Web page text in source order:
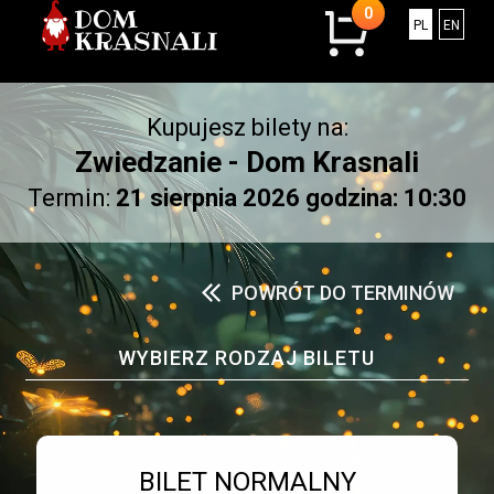
0
0
Łączna
kwota:
0.00
złotych
EN
PL Polski
Kupujesz bilety na:
Zwiedzanie - Dom Krasnali
Termin: 21 sierpnia 2026 godzina: 10:30
POWRÓT DO TERMINÓW
WYBIERZ RODZAJ BILETU
Bilet numer 1
Typ
BILET NORMALNY